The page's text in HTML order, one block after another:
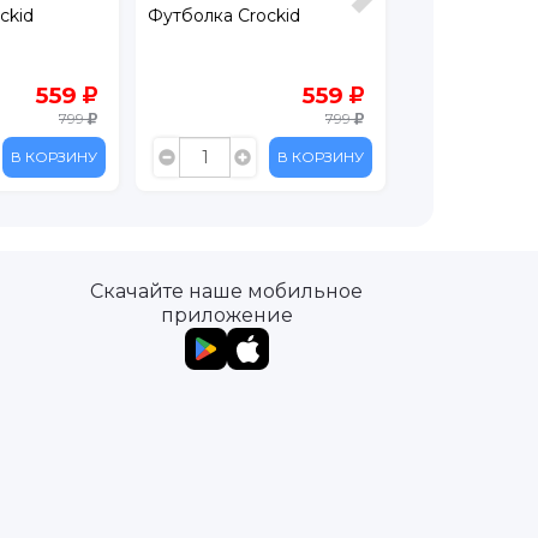
559
799
В КОРЗИНУ
Футболка Crockid
559
799
В КОРЗИНУ
Скачайте наше мобильное
приложение